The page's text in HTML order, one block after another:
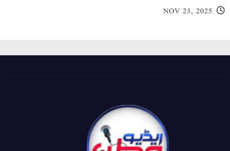
NOV 23, 2025